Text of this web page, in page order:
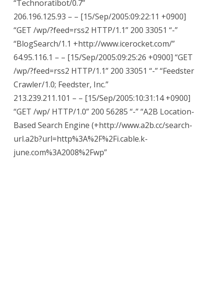
“Technoratibot/0.7”
206.196.125.93 – – [15/Sep/2005:09:22:11 +0900]
“GET /wp/?feed=rss2 HTTP/1.1” 200 33051 “-”
“BlogSearch/1.1 +http://www.icerocket.com/”
64.95.116.1 – – [15/Sep/2005:09:25:26 +0900] “GET
/wp/?feed=rss2 HTTP/1.1” 200 33051 “-” “Feedster
Crawler/1.0; Feedster, Inc.”
213.239.211.101 – – [15/Sep/2005:10:31:14 +0900]
“GET /wp/ HTTP/1.0” 200 56285 “-” “A2B Location-
Based Search Engine (+http://www.a2b.cc/search-
url.a2b?url=http%3A%2F%2Fi.cable.k-
june.com%3A2008%2Fwp”